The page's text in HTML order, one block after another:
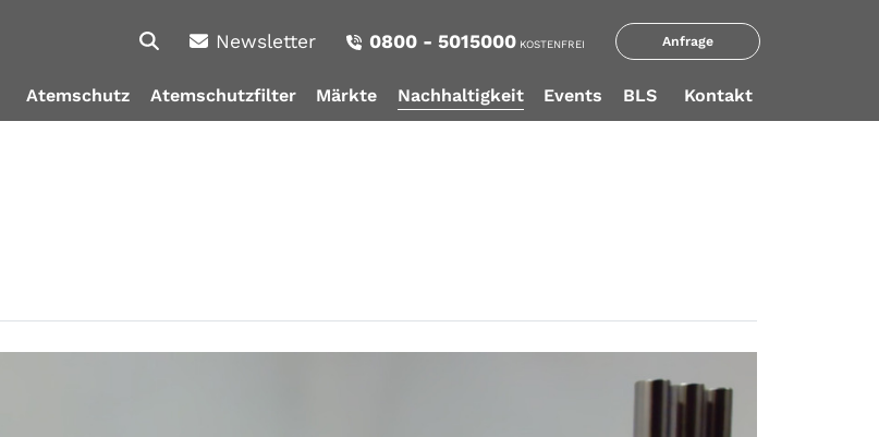
Newsletter 0800 - 5015000 KOSTENFREI Anfrage
Atemschutz Atemschutzfilter Märkte Nachhaltigkeit Events BLS Kontakt